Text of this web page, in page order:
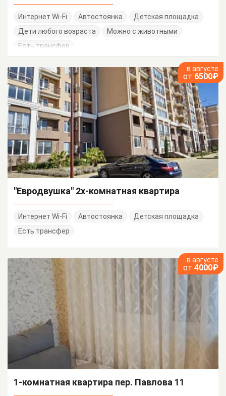
Интернет Wi-Fi Автостоянка
Детская площадка
Дети любого возраста
Можно с животными
Есть трансфер
в августе
от 6500₽
"Евродвушка" 2х-комнатная квартира
Интернет Wi-Fi Автостоянка
Детская площадка
Есть трансфер
в августе
от 4000₽
1-комнатная квартира пер. Павлова 11